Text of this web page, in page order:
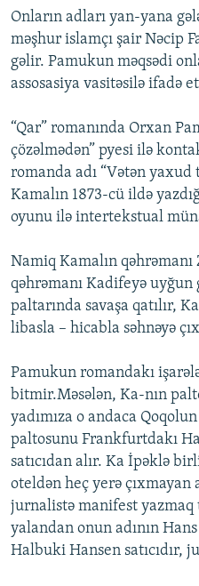
Onların adları yan-yana
məşhur islamçı şair Nəcip
gəlir. Pamukun məqsədi
assosasiya vasitəsilə ifadə
“Qar” romanında Orxan
çözəlmədən” pyesi ilə
romanda adı “Vətən
Kamalın 1873-cü ildə
oyunu ilə intertekstual
Namiq Kamalın
qəhrəmanı Kadifeyə
paltarında savaşa qatılır,
libasla – hicabla səhnəyə
Pamukun romandakı
bitmir.Məsələn, Ka-nın
yadımıza o andaca
paltosunu Frankfurtdakı
satıcıdan alır. Ka İpəklə
oteldən heç yerə
jurnalistə manifest
yalandan onun adının
Halbuki Hansen satıcıdır,